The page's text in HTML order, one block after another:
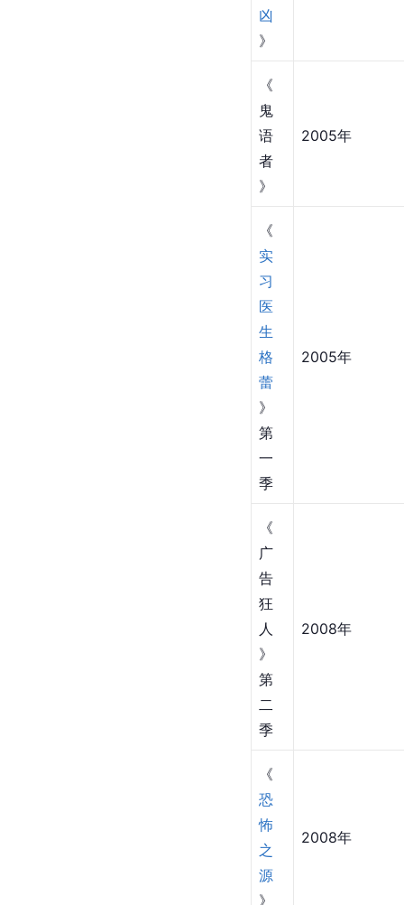
凶
》
《
鬼
语
者
》
2005年
《
实
习
医
生
格
蕾
》
第
一
季
2005年
《
广
告
狂
人
》
第
二
季
2008年
《
恐
怖
之
源
》
2008年